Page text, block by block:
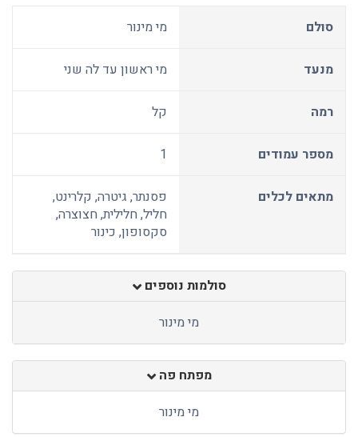
סולם מי מינור
מנעד מי ראשון עד לה שני
רמה קל
מספר עמודים 1
מתאים לכלים
פסנתר, גיטרה, קלרינט,
חליל, חלילית, חצוצרה,
סקסופון, כינור
סולמות נוספים
מי מינור
מפתח פה
מי מינור